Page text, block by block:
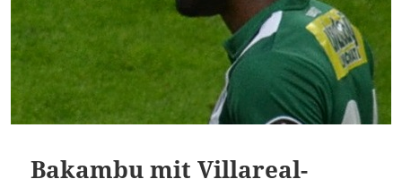
Bakambu mit Villareal-